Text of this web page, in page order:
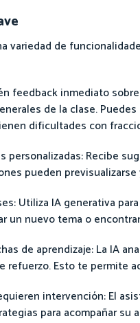
variedad de
feedback inmediato
de la clase.
dificultades con
personalizadas: Recibe
pueden
Utiliza IA generativa
un nuevo tema o
de aprendizaje: La IA
refuerzo. Esto te permite
intervención: El
para acompañar su